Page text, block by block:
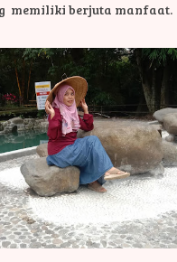
memiliki berjuta manfaat.